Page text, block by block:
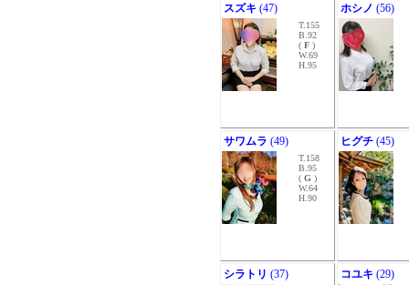
スズキ (47)
T.155
B.92
( F )
W.69
H.95
ホシノ (56)
サワムラ (49)
T.158
B.95
( G )
W.64
H.90
ヒグチ (45)
シラトリ (37) コユキ (29)